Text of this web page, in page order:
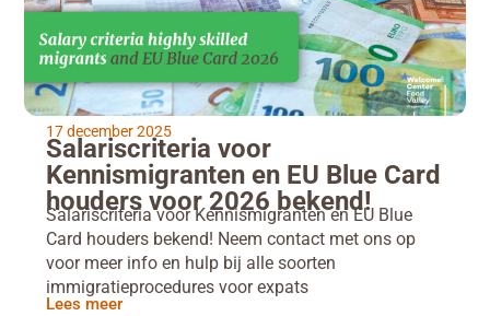
17 december 2025
Salariscriteria voor
Kennismigranten en EU Blue Card
houders voor 2026 bekend!
Salariscriteria voor Kennismigranten en EU Blue
Card houders bekend! Neem contact met ons op
voor meer info en hulp bij alle soorten
immigratieprocedures voor expats
Lees meer